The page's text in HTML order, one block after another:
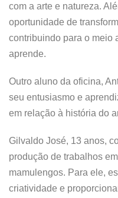
com a arte e natureza.
oportunidade de
contribuindo para o meio
aprende.
Outro aluno da oficina,
seu entusiasmo e
em relação à história do
Gilvaldo José, 13 anos,
produção de trabalhos
mamulengos. Para ele,
criatividade e